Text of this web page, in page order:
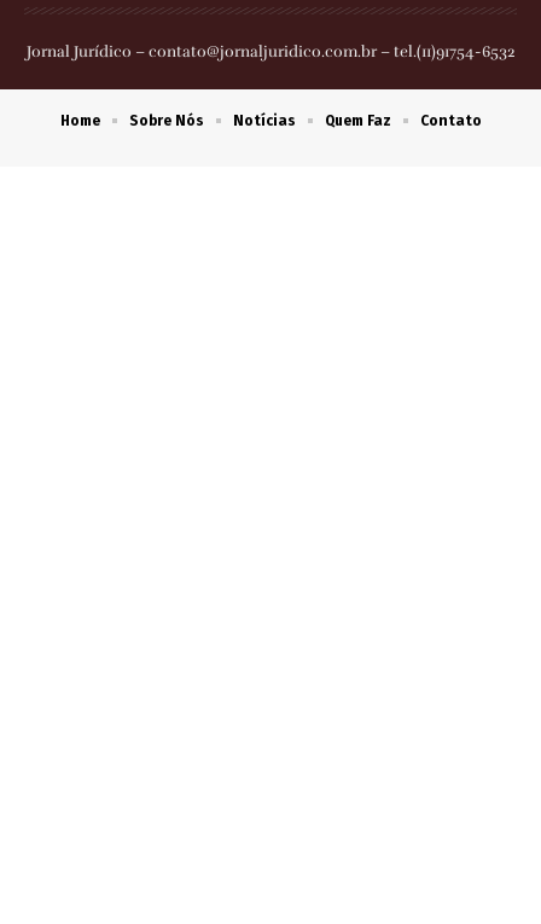
Jornal Jurídico –contato@jornaljuridico.com.br– tel.(11)91754-6532
Home Sobre Nós Notícias Quem Faz Contato